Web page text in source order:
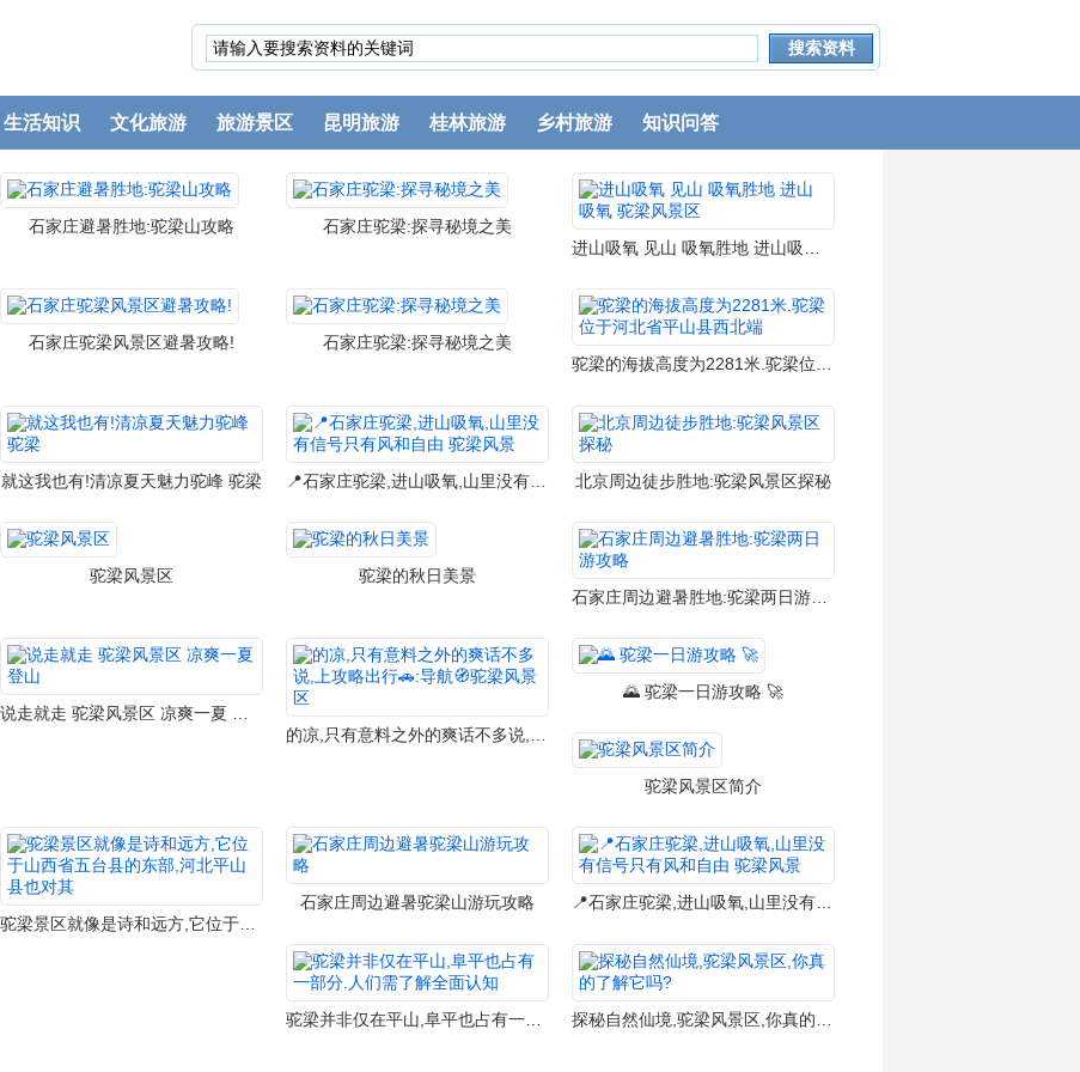
生活知识 文化旅游 旅游景区 昆明旅游 桂林旅游 乡村旅游 知识问答
石家庄避暑胜地:驼梁山攻略
石家庄驼梁:探寻秘境之美
石家庄驼梁风景区避暑攻略!
石家庄驼梁:探寻秘境之美
驼梁的海拔高度为2281米.驼梁位于河北省平山县西北端
就这我也有!清凉夏天魅力驼峰 驼梁
📍石家庄驼梁,进山吸氧,山里没有信号只有风和自由 驼梁风景 北京周边徒步胜地:驼梁风景区探秘
驼梁风景区
驼梁的秋日美景
🌄 驼梁一日游攻略 🚀
驼梁风景区简介
驼梁景区就像是诗和远方,它位于山西省五台县的东部,河北平山县也对其
石家庄周边避暑驼梁山游玩攻略 📍石家庄驼梁,进山吸氧,山里没有信号只有风和自由 驼梁风景
驼梁并非仅在平山,阜平也占有一部分.人们需了解全面认知